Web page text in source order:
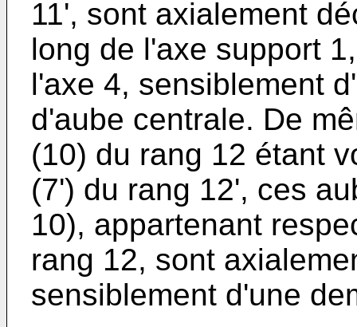
11', sont axialement
long de l'axe support
l'axe 4, sensiblement
d'aube centrale. De
(10) du rang 12 étant
(7') du rang 12', ces
10), appartenant
rang 12, sont
sensiblement d'une